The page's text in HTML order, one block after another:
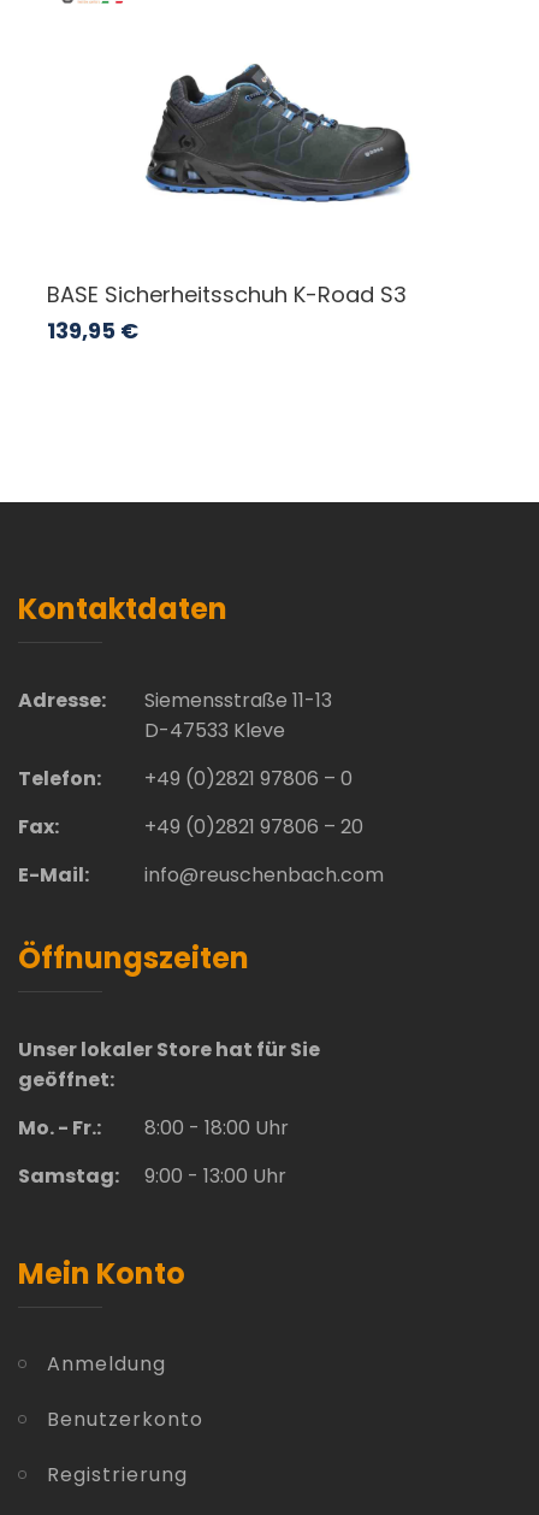
BASE Sicherheitsschuh K-Road S3
139,95 €
Kontaktdaten
Adresse:
Siemensstraße 11-13
D-47533 Kleve
Telefon:
+49 (0)2821 97806 – 0
Fax:
+49 (0)2821 97806 – 20
E-Mail:
info@reuschenbach.com
Öffnungszeiten
Unser lokaler Store hat für Sie
geöffnet:
Mo. - Fr.:
8:00 - 18:00 Uhr
Samstag:
9:00 - 13:00 Uhr
Mein Konto
Anmeldung
Benutzerkonto
Registrierung